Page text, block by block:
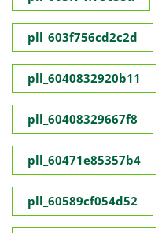
pll_603f756cd2c2d
pll_6040832920b11
pll_60408329667f8
pll_60471e85357b4
pll_60589cf054d52